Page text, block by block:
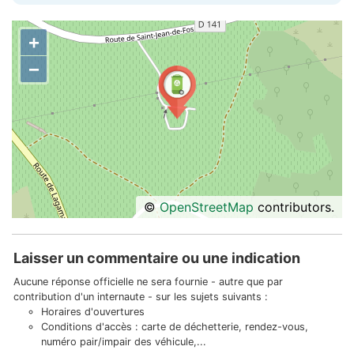
+
−
© OpenStreetMap contributors.
Laisser un commentaire ou une indication
Aucune réponse officielle ne sera fournie - autre que par
contribution d'un internaute - sur les sujets suivants :
Horaires d'ouvertures
Conditions d'accès : carte de déchetterie, rendez-vous,
numéro pair/impair des véhicule,...